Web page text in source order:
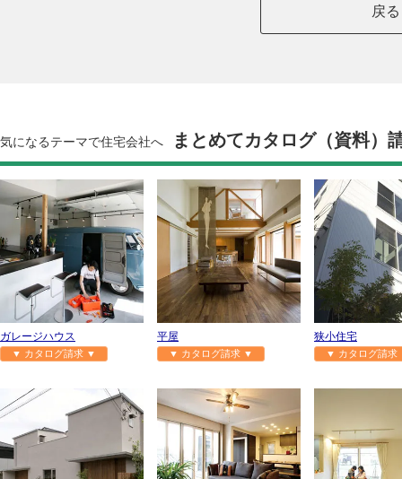
戻る
気になるテーマで住宅会社へ まとめてカタログ（資料）
ガレージハウス
▼ カタログ請求 ▼
平屋
▼ カタログ請求 ▼
狭小住宅
▼ カタログ請